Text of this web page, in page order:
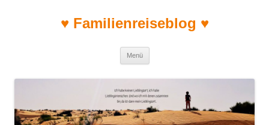
♥ Familienreiseblog ♥
Menü